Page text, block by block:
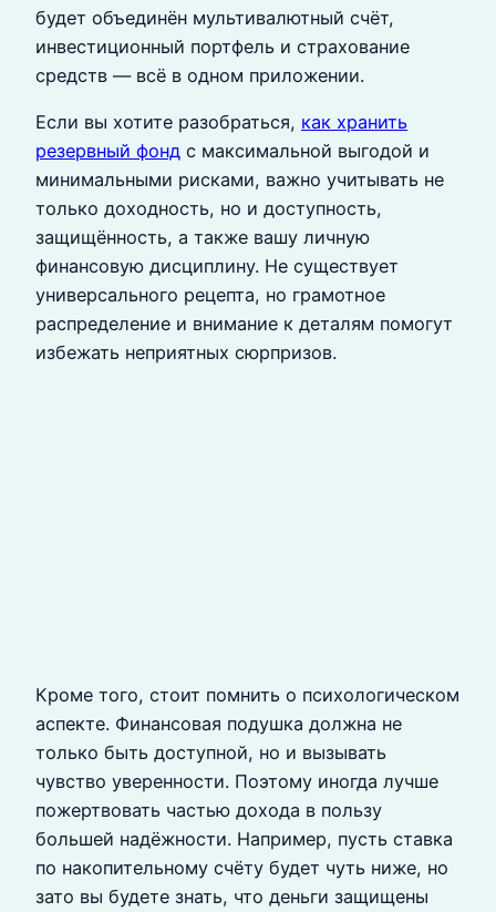
будет объединён мультивалютный счёт,
инвестиционный портфель и страхование
средств — всё в одном приложении.
Если вы хотите разобраться, как хранить
резервный фонд с максимальной выгодой и
минимальными рисками, важно учитывать не
только доходность, но и доступность,
защищённость, а также вашу личную
финансовую дисциплину. Не существует
универсального рецепта, но грамотное
распределение и внимание к деталям помогут
избежать неприятных сюрпризов.
Кроме того, стоит помнить о психологическом
аспекте. Финансовая подушка должна не
только быть доступной, но и вызывать
чувство уверенности. Поэтому иногда лучше
пожертвовать частью дохода в пользу
большей надёжности. Например, пусть ставка
по накопительному счёту будет чуть ниже, но
зато вы будете знать, что деньги защищены